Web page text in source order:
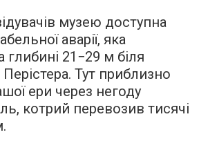
музею доступна
аварії, яка
21−29 м біля
Тут приблизно
ери через негоду
котрий перевозив тисячі